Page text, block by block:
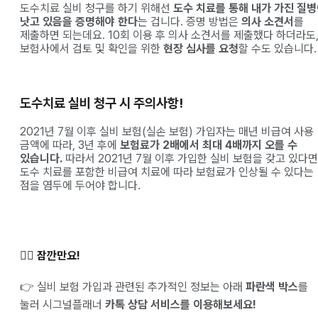
도수치료 실비 청구를 하기 위해선 도수 치료를 통해 내가 가진 질
낫고 있음을 증명해야 한다는 겁니다. 증명 방법은 의사 소견서 를
제출하면 되는데요. 10회 이용 후 의사 소견서를 제출했다 하더라도,
보험사에서 검토 및 확인을 위한 현장 심사를 요청할 수도 있습니다.
도수치료 실비 청구 시 주의사항!
2021년 7월 이후 실비 보험(실손 보험) 가입자는 매년 비급여 사용
금액에 따라, 3년 후에 보험료가 2배에서 최대 4배까지 오를 수
있습니다. 따라서 2021년 7월 이후 가입한 실비 보험을 갖고 있다
도수 치료를 포함한 비급여 치료에 따라 보험료가 인상될 수 있다는
점을 염두에 두어야 합니다.
✋🏻 잠깐만요!
👉 실비 보험 가입과 관련된 추가적인 정보는 아래 파란색 박스를
눌러 시그널플래너 카톡 상담 서비스를 이용해보세요!